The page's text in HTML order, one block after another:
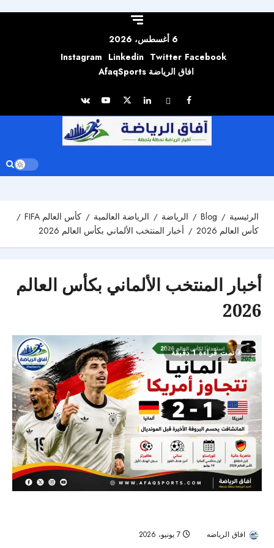
6 أغسطس، 2026
Facebook
Twitter
Linkedin
Instagram
افاق الرياضة AfaqSports
الرئيسية Blog الرياضة الرياضة العالمية
كأس العالم FIFA
كأس العالم 2026
أخبار المنتخب الألماني بكأس العالم 2026
أخبار المنتخب الألماني بكأس العالم
2026
تمت قراءة 1 دقيقة
افاق الرياضه